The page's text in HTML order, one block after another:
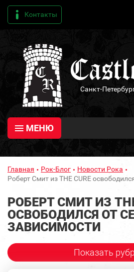
Контакты
Санкт-
МЕНЮ
Главная Рок-Блог
Новости Рока
Роберт Смит из THE CURE
РОБЕРТ СМИТ ИЗ
ОСВОБОДИЛСЯ ОТ
ЗАВИСИМОСТИ
Показать